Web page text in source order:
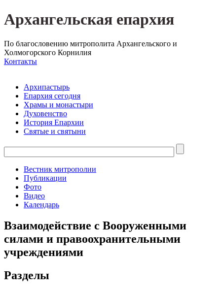
Архангельская епархия
По благословению митрополита Архангельского и
Холмогорского Корнилия
Контакты
Архипастырь
Епархия сегодня
Храмы и монастыри
Духовенство
История Епархии
Святые и святыни
Вестник митрополии
Публикации
Фото
Видео
Календарь
Взаимодействие с Вооруженными
силами и правоохранительными
учреждениями
Разделы